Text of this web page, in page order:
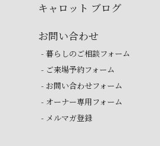
キャロット ブログ
お問い合わせ
- 暮らしのご相談フォーム
- ご来場予約フォーム
- お問い合わせフォーム
- オーナー専用フォーム
- メルマガ登録